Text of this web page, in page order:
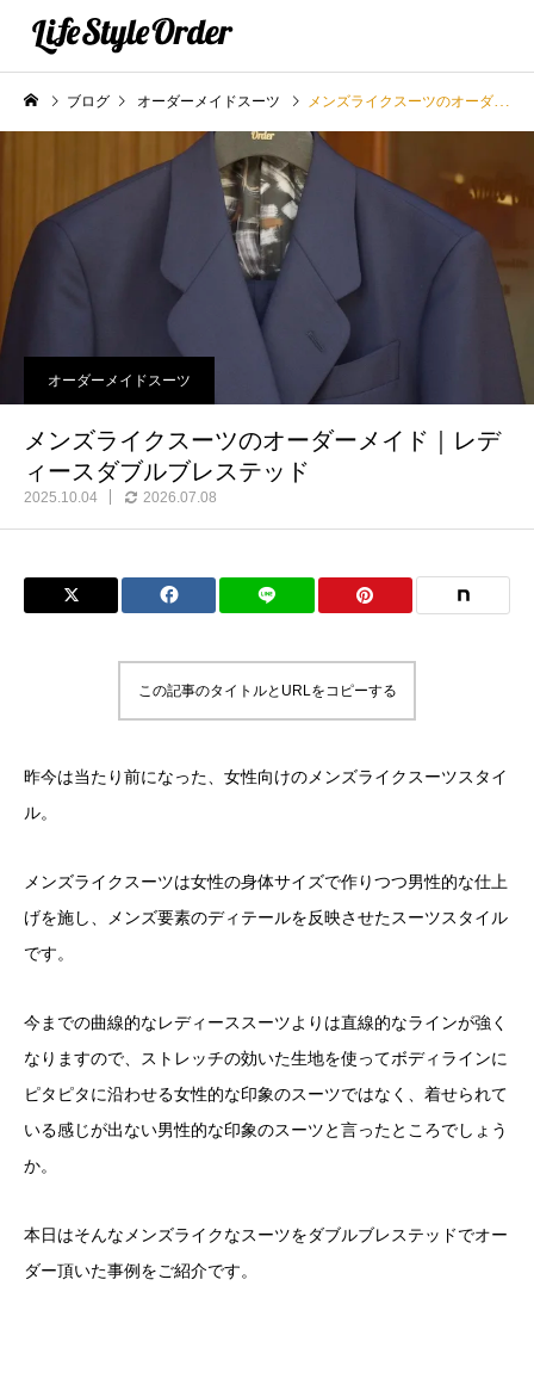
ブログ オーダーメイドスーツ メンズライクスーツのオーダーメイド｜レディースダブルブレステッド
オーダーメイドスーツ
メンズライクスーツのオーダーメイド｜レデ
ィースダブルブレステッド
2025.10.04 2026.07.08
この記事のタイトルとURLをコピーする
昨今は当たり前になった、女性向けのメンズライクスーツスタイ
ル。
メンズライクスーツは女性の身体サイズで作りつつ男性的な仕上
げを施し、メンズ要素のディテールを反映させたスーツスタイル
です。
今までの曲線的なレディーススーツよりは直線的なラインが強く
なりますので、ストレッチの効いた生地を使ってボディラインに
ピタピタに沿わせる女性的な印象のスーツではなく、着せられて
いる感じが出ない男性的な印象のスーツと言ったところでしょう
か。
本日はそんなメンズライクなスーツをダブルブレステッドでオー
ダー頂いた事例をご紹介です。